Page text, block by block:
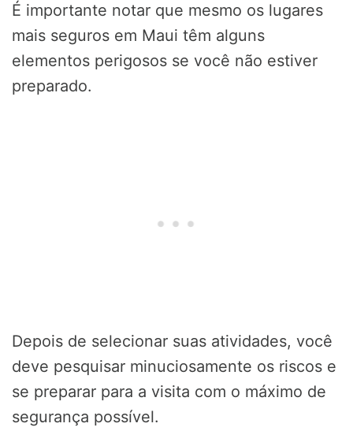
É importante notar que mesmo os lugares
mais seguros em Maui têm alguns
elementos perigosos se você não estiver
preparado.
Depois de selecionar suas atividades, você
deve pesquisar minuciosamente os riscos e
se preparar para a visita com o máximo de
segurança possível.